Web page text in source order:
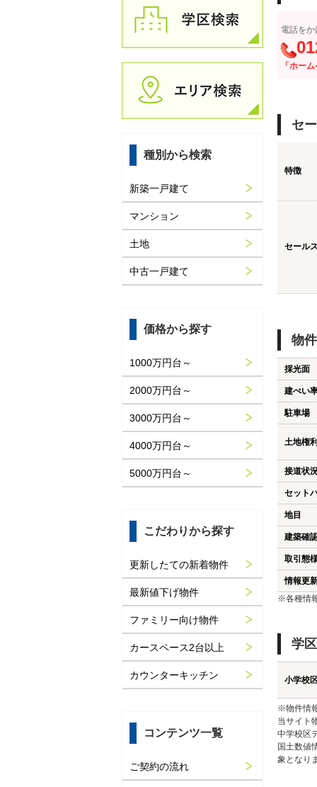
電話を
「ホー
セ
特徴
セール
物
採光面
建ぺい
駐車場
土地権
接道状
セット
地目
建築確
取引態
情報更
※各種情
学
小学校
※物件情
当サイト
中学校区
国土数値
象となり
種別から検索
新築一戸建て
マンション
土地
中古一戸建て
価格から探す
1000万円台～
2000万円台～
3000万円台～
4000万円台～
5000万円台～
こだわりから探す
更新したての新着物件
最新値下げ物件
ファミリー向け物件
カースペース2台以上
カウンターキッチン
コンテンツ一覧
ご契約の流れ